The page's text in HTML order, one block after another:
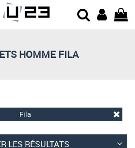
HOMME FILA
Fila
LES RÉSULTATS